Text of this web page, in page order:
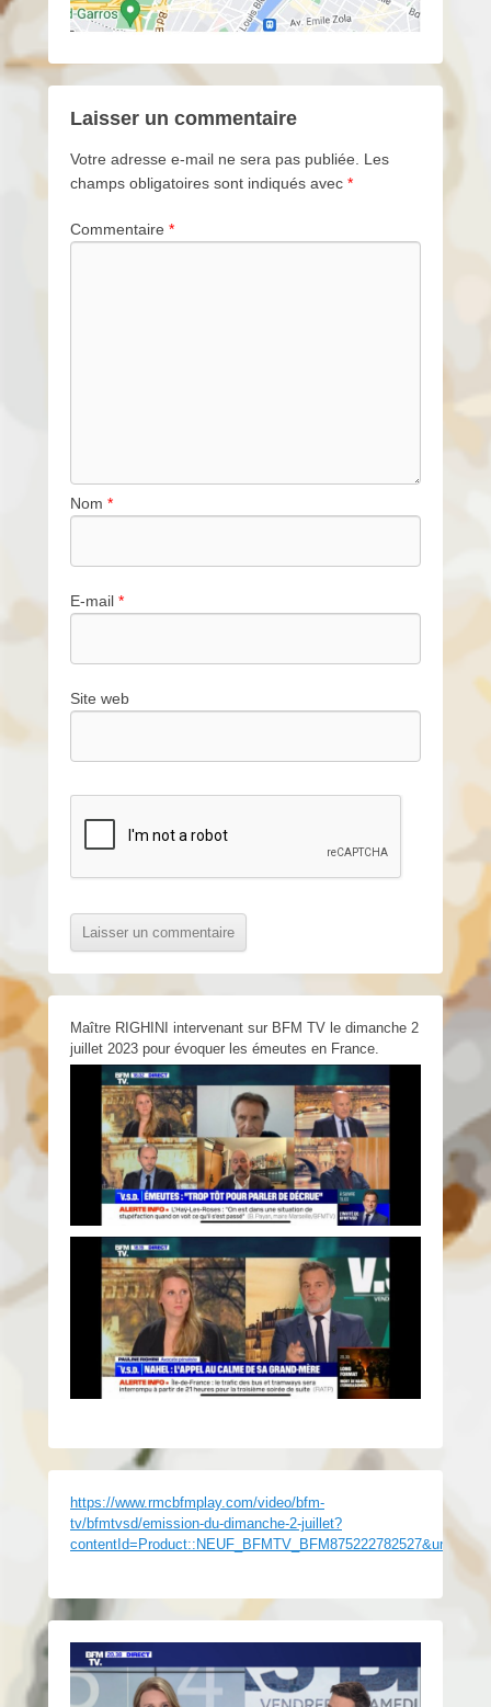
Laisser un commentaire
Votre adresse e-mail ne sera pas publiée.
Les
champs obligatoires sont indiqués avec *
Commentaire *
Nom *
E-mail *
Site web
Maître RIGHINI intervenant sur BFM TV le dimanche 2
juillet 2023 pour évoquer les émeutes en France.
https://www.rmcbfmplay.com/video/bfm-
tv/bfmtvsd/emission-du-dimanche-2-juillet?